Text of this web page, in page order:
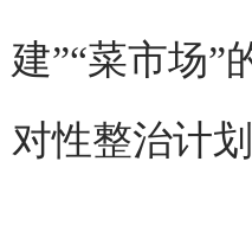
建”“菜市场”
对性整治计划